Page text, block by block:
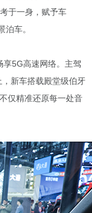
于一身，赋予车
泊车。
5G高速网络。主驾
新车搭载殿堂级伯牙
仅精准还原每一处音